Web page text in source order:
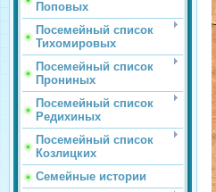
Поповых
Посемейный список
Тихомировых
Посемейный список
Прониных
Посемейный список
Редихиных
Посемейный список
Козлицких
Семейные истории